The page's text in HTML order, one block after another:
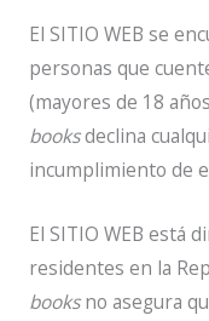
El SITIO WEB se
personas que
(mayores de 18
booksdeclina
incumplimiento de
El SITIO WEB está
residentes en la
books no asegura